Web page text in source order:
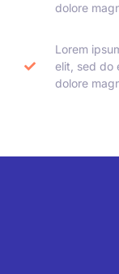
dolore
Lorem
elit, sed do
dolore